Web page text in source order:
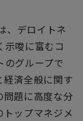
デロイトネ
示唆に富むコ
のグループで
経済全般に関す
問題に高度な分
ップマネジメ